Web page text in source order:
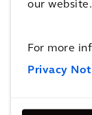
our website.
For more
Privacy
Nos